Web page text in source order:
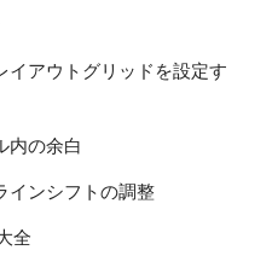
イアウトグリッドを設定す
内の余白
インシフトの調整
全